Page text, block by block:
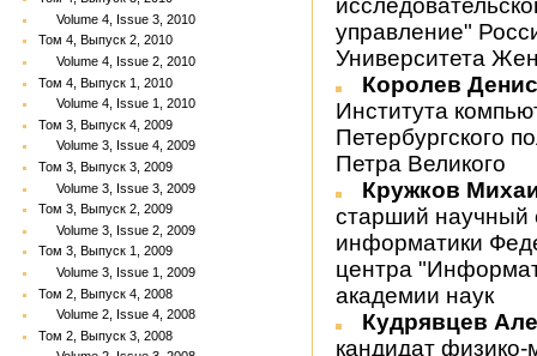
Volume 4, Issue 3, 2010
Том 4, Выпуск 2, 2010
Volume 4, Issue 2, 2010
Том 4, Выпуск 1, 2010
Volume 4, Issue 1, 2010
Том 3, Выпуск 4, 2009
Volume 3, Issue 4, 2009
Том 3, Выпуск 3, 2009
Volume 3, Issue 3, 2009
Том 3, Выпуск 2, 2009
Volume 3, Issue 2, 2009
Том 3, Выпуск 1, 2009
Volume 3, Issue 1, 2009
Том 2, Выпуск 4, 2008
Volume 2, Issue 4, 2008
Том 2, Выпуск 3, 2008
управление"
Университета
Королев
Института
Петербургского
Петра Великого
Кружков
старший научный
информатики
центра
академии наук
Кудрявцев
кандидат физико-